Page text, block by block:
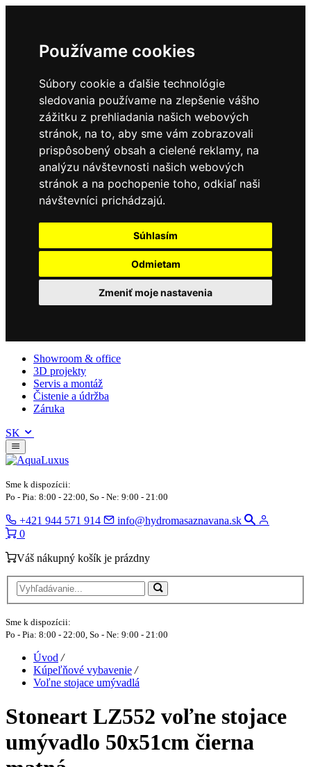
Používame cookies
Súbory cookie a ďalšie technológie
sledovania používame na zlepšenie vášho
zážitku z prehliadania našich webových
stránok, na to, aby sme vám zobrazovali
prispôsobený obsah a cielené reklamy, na
analýzu návštevnosti našich webových
stránok a na pochopenie toho, odkiaľ naši
návštevníci prichádzajú.
Súhlasím
Odmietam
Zmeniť moje nastavenia
Showroom & office
3D projekty
Servis a montáž
Čistenie a údržba
Záruka
SK
Sme k dispozícii:
Po - Pia: 8:00 - 22:00, So - Ne: 9:00 - 21:00
+421 944 571 914
info@hydromasaznavana.sk
0
Váš nákupný košík je prázdny
Sme k dispozícii:
Po - Pia: 8:00 - 22:00, So - Ne: 9:00 - 21:00
Úvod /
Kúpeľňové vybavenie /
Voľne stojace umývadlá
Stoneart LZ552 voľne stojace
umývadlo 50x51cm čierna